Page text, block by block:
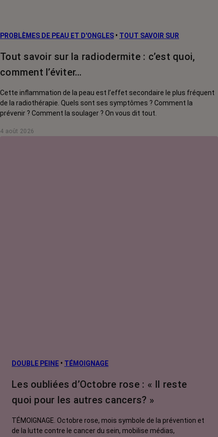
PROBLÈMES DE PEAU ET D'ONGLES • TOUT SAVOIR SUR
Tout savoir sur la radiodermite : c’est quoi,
comment l’éviter…
Cette inflammation de la peau est l’effet secondaire le plus fréquent
de la radiothérapie. Quels sont ses symptômes ? Comment la
prévenir ? Comment la soulager ? On vous dit tout.
4 août 2026
DOUBLE PEINE • TÉMOIGNAGE
Les oubliées d’Octobre rose : « Il reste
quoi pour les autres cancers? »
TÉMOIGNAGE. Octobre rose, mois symbole de la prévention et
de la lutte contre le cancer du sein, mobilise médias,